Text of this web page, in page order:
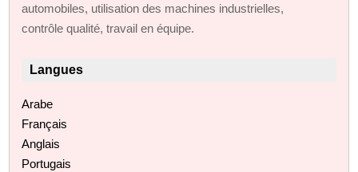
automobiles, utilisation des machines industrielles,
contrôle qualité, travail en équipe.
Langues
Arabe
Français
Anglais
Portugais